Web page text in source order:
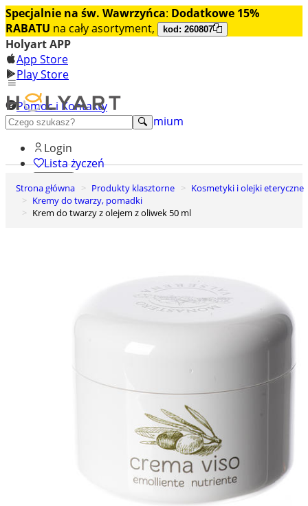
Specjalnie na św. Wawrzyńca: Dodatkowe 15%
RABATU na cały asortyment, kod: 260807
Holyart APP
App Store
Play Store
Pomoc i Kontakty
+48 222 922 860
Odkryj premium
Login
Lista życzeń
0
Koszyk
Strona główna Produkty klasztorne
Kosmetyki i olejki eteryczne
Kremy do twarzy, pomadki
Krem do twarzy z olejem z oliwek 50 ml